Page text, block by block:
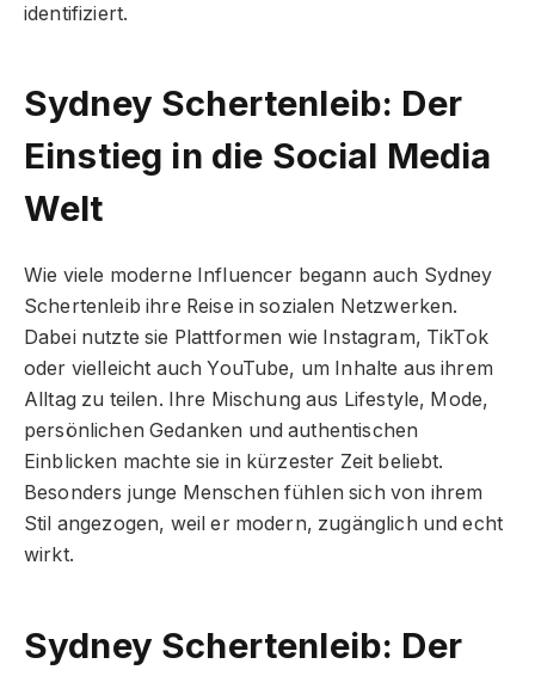
identifiziert.
Sydney Schertenleib: Der
Einstieg in die Social Media
Welt
Wie viele moderne Influencer begann auch Sydney
Schertenleib ihre Reise in sozialen Netzwerken.
Dabei nutzte sie Plattformen wie Instagram, TikTok
oder vielleicht auch YouTube, um Inhalte aus ihrem
Alltag zu teilen. Ihre Mischung aus Lifestyle, Mode,
persönlichen Gedanken und authentischen
Einblicken machte sie in kürzester Zeit beliebt.
Besonders junge Menschen fühlen sich von ihrem
Stil angezogen, weil er modern, zugänglich und echt
wirkt.
Sydney Schertenleib: Der